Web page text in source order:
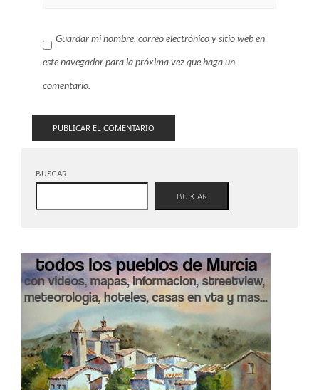
Guardar mi nombre, correo electrónico y sitio web en
este navegador para la próxima vez que haga un
comentario.
BUSCAR
BUSCAR